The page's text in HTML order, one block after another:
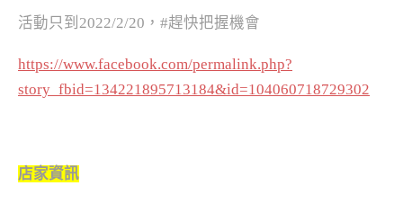
活動只到 2022/2/20 ， #趕快把握機會
https://www.facebook.com/permalink.php?
story_fbid=134221895713184&id=104060718729302
店家資訊